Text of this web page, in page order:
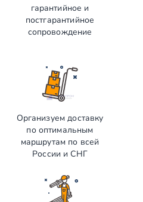
гарантийное и
постгарантийное
сопровождение
Организуем доставку
по оптимальным
маршрутам по всей
России и СНГ